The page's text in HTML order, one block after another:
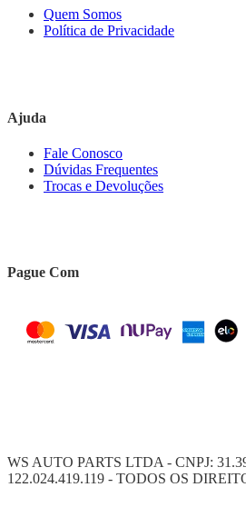
Quem Somos
Política de Privacidade
Ajuda
Fale Conosco
Dúvidas Frequentes
Trocas e Devoluções
Pague Com
WS AUTO PARTS LTDA - CNPJ:
122.024.419.119 - TODOS OS